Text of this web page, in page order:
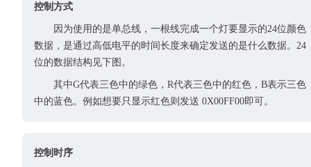
控制方式
因为使用的是单总线，一根线完成一个灯要显示的24位颜色
数据，是通过高低电平的时间长度来确定发送的是什么数据。24
位的数据结构见下图。
其中G代表三色中的绿色，R代表三色中的红色，B表示三色
中的蓝色。例如想要只显示红色则发送 0X00FF00即可。
控制时序